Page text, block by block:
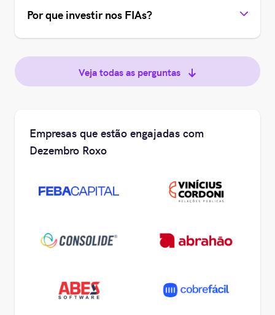
Por que investir nos FIAs?
Veja todas as perguntas
Empresas que estão engajadas com
Dezembro Roxo